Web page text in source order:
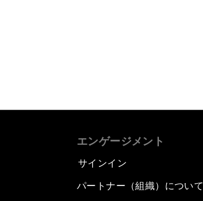
エンゲージメント
サインイン
パートナー（組織）について